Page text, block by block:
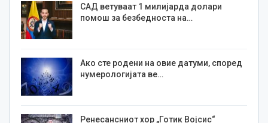
САД ветуваат 1 милијарда долари
помош за безбедноста на…
Ако сте родени на овие датуми, според
нумерологијата ве…
Ренесансниот хор „Готик Војсис“